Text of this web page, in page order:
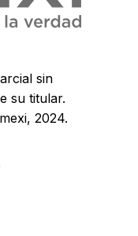
sin
su titular.
2024.